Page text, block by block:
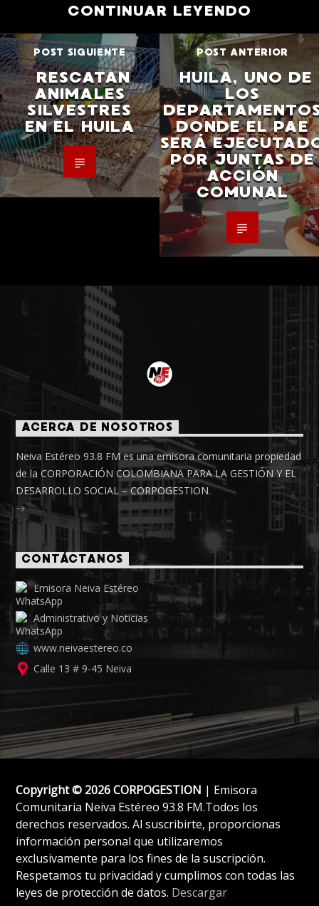
CONTINUAR LEYENDO
POST SIGUIENTE
RESCATAN
ANIMALES
SILVESTRES
EN EL HUILA
POST ANTERIOR
HUILA, UNO DE
LOS
DONDE EL PAE
SERÁ
POR JUNTAS DE
ACCIÓN
COMUNAL
ACERCA DE NOSOTROS
Neiva Estéreo 93.8 FM es una emisora comunitaria propiedad
de la CORPORACIÓN COLOMBIANA PARA LA GESTIÓN Y EL
DESARROLLO SOCIAL – CORPOGESTION.
CONTÁCTANOS
Emisora Neiva Estéreo
Administrativo y Noticias
www.neivaestereo.co
Calle 13 # 9-45 Neiva
Copyright © 2026 CORPOGESTION | Emisora
Comunitaria Neiva Estéreo 93.8 FM.Todos los
derechos reservados. Al suscribirte, proporcionas
información personal que utilizaremos
exclusivamente para los fines de la suscripción.
Respetamos tu privacidad y cumplimos con todas las
leyes de protección de datos. Descargar